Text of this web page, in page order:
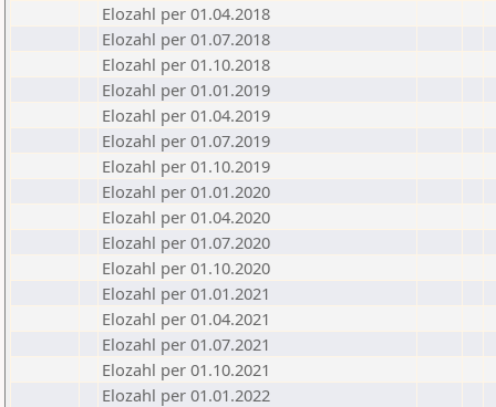
Elozahl per 01.04.2018
Elozahl per 01.07.2018
Elozahl per 01.10.2018
Elozahl per 01.01.2019
Elozahl per 01.04.2019
Elozahl per 01.07.2019
Elozahl per 01.10.2019
Elozahl per 01.01.2020
Elozahl per 01.04.2020
Elozahl per 01.07.2020
Elozahl per 01.10.2020
Elozahl per 01.01.2021
Elozahl per 01.04.2021
Elozahl per 01.07.2021
Elozahl per 01.10.2021
Elozahl per 01.01.2022